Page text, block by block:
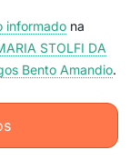
informado na
STOLFI DA
Bento Amandio.